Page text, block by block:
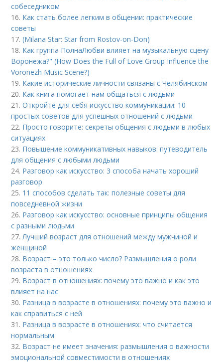
собеседником
16. Как стать более легким в общении: практические
советы
17.(Milana Star: Star from Rostov-on-Don)
18. Как группа ПолнаЛюбви влияет на музыкальную сцену
Воронежа?" (How Does the Full of Love Group Influence the
Voronezh Music Scene?)
19. Какие исторические личности связаны с Челябинском
20. Как книга помогает нам общаться с людьми
21.Откройте для себя искусство коммуникации: 10
простых советов для успешных отношений с людьми
22. Просто говорите: секреты общения с людьми в любых
ситуациях
23. Повышение коммуникативных навыков: путеводитель
для общения с любыми людьми
24. Разговор как искусство: 3 способа начать хороший
разговор
25. 11 способов сделать так: полезные советы для
повседневной жизни
26. Разговор как искусство: основные принципы общения
с разными людьми
27. Лучший возраст для отношений между мужчиной и
женщиной
28. Возраст – это только число? Размышления о роли
возраста в отношениях
29. Возраст в отношениях: почему это важно и как это
влияет на нас
30. Разница в возрасте в отношениях: почему это важно и
как справиться с ней
31. Разница в возрасте в отношениях: что считается
нормальным
32. Возраст не имеет значения: размышления о важности
эмоциональной совместимости в отношениях